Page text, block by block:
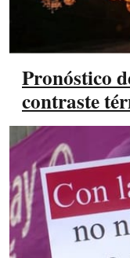
Pronóstico
contraste